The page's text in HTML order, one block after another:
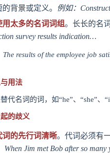
背景或定义。
例如：
用太多的名词词组。长长的名
survey results indication…
The results of the employee job
用法
代名词的词，如“he”、“she”、
的歧义
词的先行词清晰。代词必须有
When Jim met Bob after so many